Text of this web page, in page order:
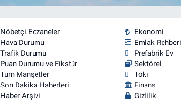
Nöbetçi Eczaneler
Hava Durumu
Trafik Durumu
Puan Durumu ve Fikstür
Tüm Manşetler
Son Dakika Haberleri
Haber Arşivi
Ekonomi
Emlak Rehberi
Prefabrik Ev
Sektörel
Toki
Finans
Gizlilik